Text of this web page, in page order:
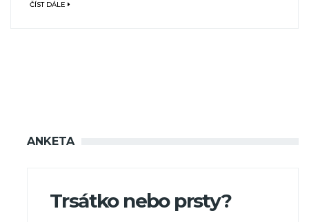
ČÍST DÁLE
ANKETA
Trsátko nebo prsty?